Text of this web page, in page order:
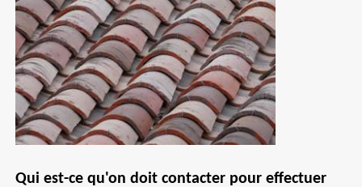
Qui est-ce qu'on doit contacter pour effectuer